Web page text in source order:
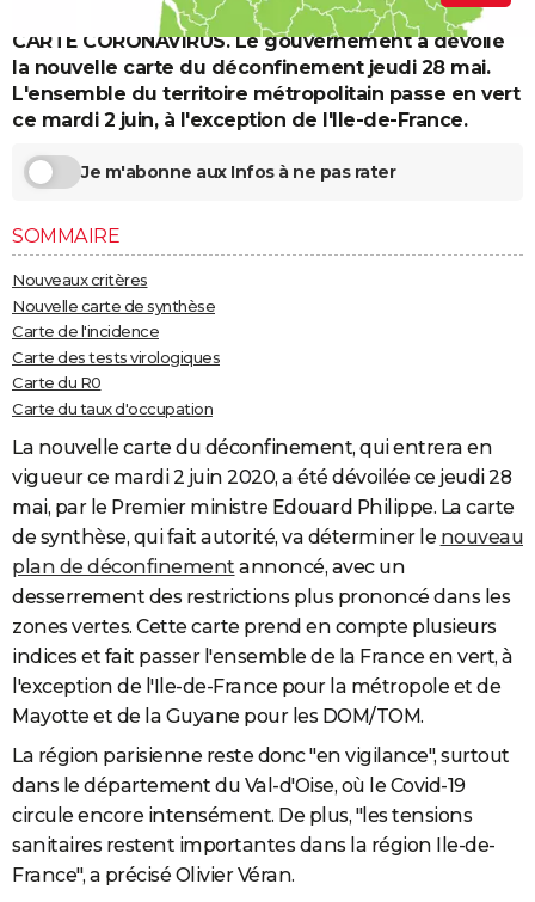
GUIDES D'ACHAT
BONS PLANS
CARTE DE VOEUX
PROGRAMME TV
COPAINS D'AVANT
S'inscrire
Se connecter
Lycées
Collèges
Primaires
Universités
Entreprises
Service militaire
Avis de recherche
AVIS DE DÉCÈS
FORUM
Bricolage
Lifestyle
Culture
Sport
Auto
Television
Voyage
Cinema
CARTE CORONAVIRUS. Le gouvernement a dévoilé
la nouvelle carte du déconfinement jeudi 28 mai.
L'ensemble du territoire métropolitain passe en vert
ce mardi 2 juin, à l'exception de l'Ile-de-France.
Je m'abonne aux Infos à ne pas rater
SOMMAIRE
Nouveaux critères
Nouvelle carte de synthèse
Carte de l'incidence
Carte des tests virologiques
Carte du R0
Carte du taux d'occupation
La nouvelle carte du déconfinement, qui entrera en
vigueur ce mardi 2 juin 2020, a été dévoilée ce jeudi 28
mai, par le Premier ministre Edouard Philippe. La carte
de synthèse, qui fait autorité, va déterminer le nouveau
plan de déconfinement annoncé, avec un
desserrement des restrictions plus prononcé dans les
zones vertes. Cette carte prend en compte plusieurs
indices et fait passer l'ensemble de la France en vert, à
l'exception de l'Ile-de-France pour la métropole et de
Mayotte et de la Guyane pour les DOM/TOM.
La région parisienne reste donc "en vigilance", surtout
dans le département du Val-d'Oise, où le Covid-19
circule encore intensément. De plus, "les tensions
sanitaires restent importantes dans la région Ile-de-
France", a précisé Olivier Véran.